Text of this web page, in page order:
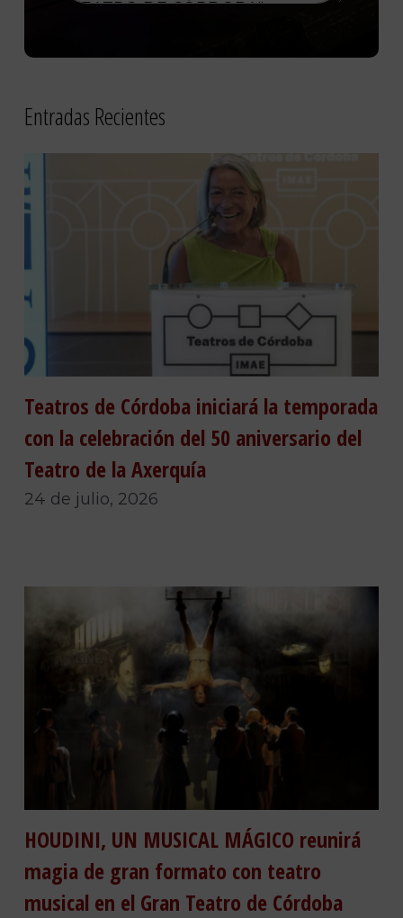
Entradas Recientes
Teatros de Córdoba iniciará la temporada
con la celebración del 50 aniversario del
Teatro de la Axerquía
24 de julio, 2026
HOUDINI, UN MUSICAL MÁGICO reunirá
magia de gran formato con teatro
musical en el Gran Teatro de Córdoba